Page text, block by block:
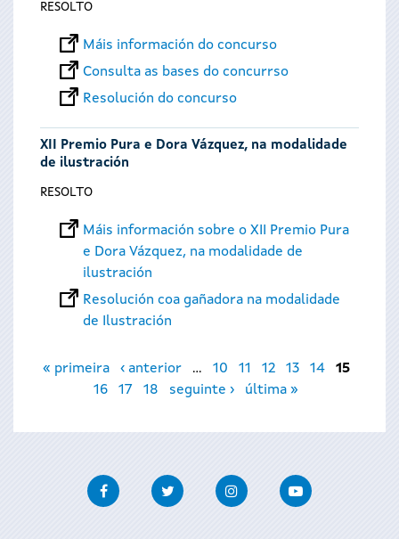
RESOLTO
Máis información do concurso
Consulta as bases do concurrso
Resolución do concurso
XII Premio Pura e Dora Vázquez, na modalidade
de ilustración
RESOLTO
Máis información sobre o XII Premio Pura
e Dora Vázquez, na modalidade de
ilustración
Resolución coa gañadora na modalidade
de Ilustración
Páxinas
« primeira ‹ anterior … 10 11 12 13 14
15
16
17 18 seguinte › última »
FacebookTwitter InstagramYoutube